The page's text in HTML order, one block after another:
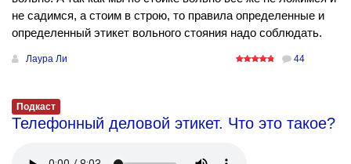
не садимся, а стоим в строю, то правила определенные и
определенный этикет вольного стояния надо соблюдать.
Лаура Ли 44
Подкаст
Телефонный деловой этикет. Что это такое?